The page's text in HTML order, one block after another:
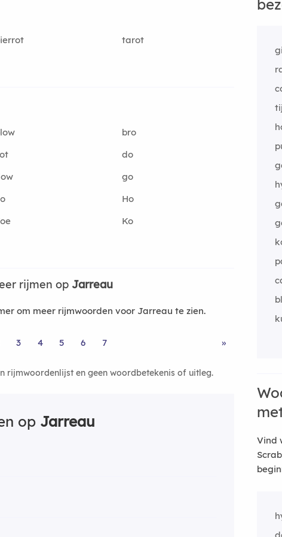
tarot
bro
do
go
Ho
Ko
rijmen op Jarreau
om meer rijmwoorden voor Jarreau te zien.
3 4 5 6 7 »
rijmwoordenlijst en geen woordbetekenis of uitleg.
op Jarreau
Vind